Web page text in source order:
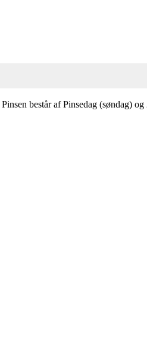
består af Pinsedag (søndag) og